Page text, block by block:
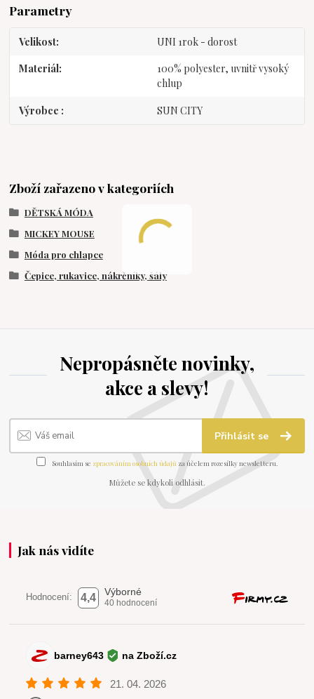
Parametry
Velikost UNI 1rok - dorost
Materiál
100% polyester, uvnitř vysoký
chlup
Výrobce SUN CITY
Zboží zařazeno v kategoriích
DĚTSKÁ MÓDA
MICKEY MOUSE
Móda pro chlapce
Čepice, rukavice, nákrčníky, šály
Nepropásněte novinky,
akce a slevy!
Přihlásit se
Souhlasím se zpracováním osobních údajů za účelem rozesílky newsletteru.
Můžete se kdykoli odhlásit.
Jak nás vidíte